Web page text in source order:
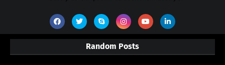
Random Posts